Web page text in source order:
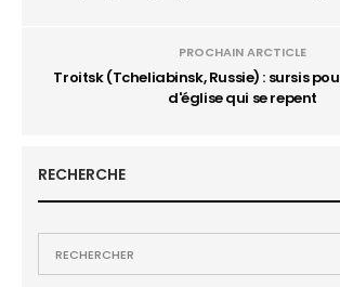
PROCHAIN ARCTICLE
Troitsk (Tcheliabinsk, Russie) : sursis
d'église qui se repent
RECHERCHE